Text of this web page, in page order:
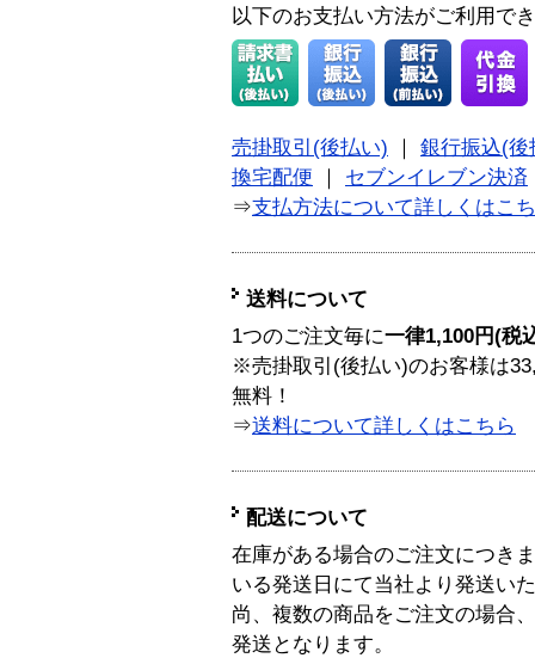
以下のお支払い方法がご利用で
売掛取引(後払い)
銀行振込(後
換宅配便
セブンイレブン決済
⇒支払方法について詳しくはこ
送料について
1つのご注文毎に一律1,100円(税
※売掛取引(後払い)のお客様は
無料！
⇒送料について詳しくはこちら
配送について
在庫がある場合のご注文につき
いる発送日にて当社より発送い
尚、複数の商品をご注文の場合
発送となります。